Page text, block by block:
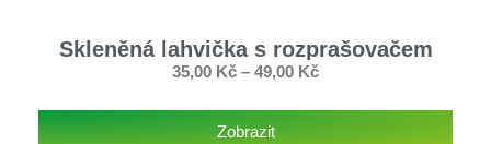
Skleněná lahvička s rozprašovačem
35,00 Kč – 49,00 Kč
Zobrazit